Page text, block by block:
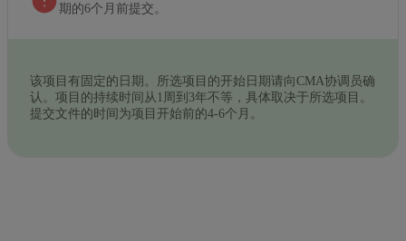
期的6个月前提交。
该项目有固定的日期。所选项目的开始日期请向CMA协调员确
认。项目的持续时间从1周到3年不等，具体取决于所选项目。
提交文件的时间为项目开始前的4-6个月。